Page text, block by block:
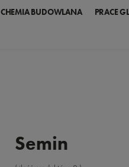
CHEMIA BUDOWLANA PRACE
Semin